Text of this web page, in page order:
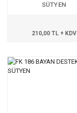
SÜTYEN
210,00 TL + KDV